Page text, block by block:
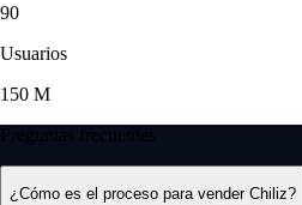
90
Usuarios
150 M
Preguntas frecuentes
¿Cómo es el proceso para vender Chiliz?